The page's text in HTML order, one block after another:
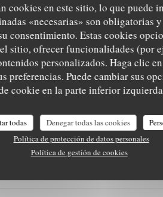
cookies en este sitio, lo que puede
«necesarias» son obligatorias
consentimiento. Estas cookies
sitio, ofrecer funcionalidades (por
personalizados. Haga clic
preferencias. Puede cambiar sus
cookie en la parte inferior
todas Denegar todas las cookies
Política de protección de datos personales
Política de gestión de cookies